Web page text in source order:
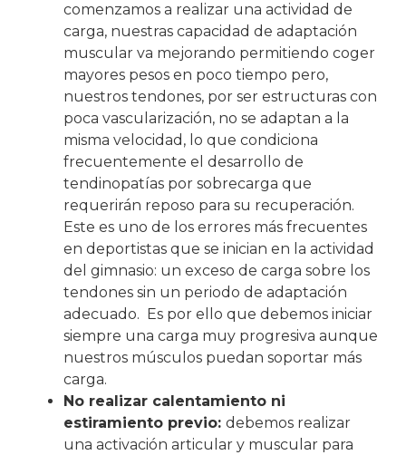
comenzamos a realizar una actividad de
carga, nuestras capacidad de adaptación
muscular va mejorando permitiendo coger
mayores pesos en poco tiempo pero,
nuestros tendones, por ser estructuras con
poca vascularización, no se adaptan a la
misma velocidad, lo que condiciona
frecuentemente el desarrollo de
tendinopatías por sobrecarga que
requerirán reposo para su recuperación.
Este es uno de los errores más frecuentes
en deportistas que se inician en la actividad
del gimnasio: un exceso de carga sobre los
tendones sin un periodo de adaptación
adecuado.
Es por ello que debemos iniciar
siempre una carga muy progresiva aunque
nuestros músculos puedan soportar más
carga.
No realizar calentamiento ni
estiramiento previo: debemos realizar
una activación articular y muscular para